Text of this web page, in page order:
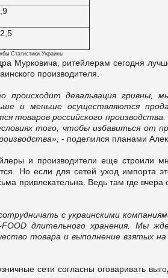
Статистики Украины
Мурковича, ритейлерам сегодня
производителя.
происходит девальвация гривны,
и меньше осуществляются
товаров российского
того, чтобы избавиться от
- поделился планами
и производители еще строили
Но если для сетей уход импорта
привлекательна. Ведь там где
с украинскими
длительного хранения. Мы
товара и выполнение взятых
сети согласны оговаривать